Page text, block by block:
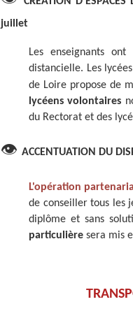
juillet
Les enseignants
distancielle. Les
de Loire propose de
lycéens volontaires
du Rectorat et des
👁 ACCENTUATION DU
L'opération
de conseiller tous les
diplôme et sans
particulière sera mis